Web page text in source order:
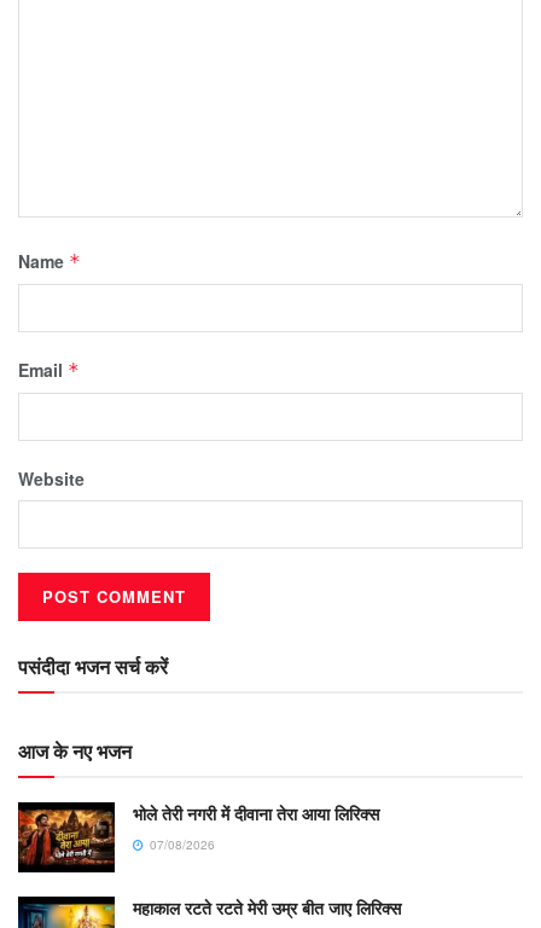
Name *
Email *
Website
पसंदीदा भजन सर्च करें
आज के नए भजन
भोले तेरी नगरी में दीवाना तेरा आया लिरिक्स
07/08/2026
महाकाल रटते रटते मेरी उम्र बीत जाए लिरिक्स